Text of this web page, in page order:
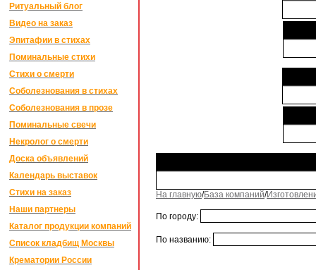
Ритуальный блог
Видео на заказ
Эпитафии в стихах
Поминальные стихи
Стихи о смерти
Соболезнования в стихах
Соболезнования в прозе
Поминальные свечи
Некролог о смерти
Доска объявлений
Календарь выставок
Стихи на заказ
Наши партнеры
Каталог продукции компаний
Список кладбищ Москвы
Крематории России
На главную/База компаний/
По городу:
По названию: